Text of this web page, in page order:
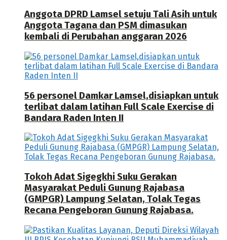
Anggota DPRD Lamsel setuju Tali Asih untuk
Anggota Tagana dan PSM dimasukan
kembali di Perubahan anggaran 2026
56 personel Damkar Lamsel,disiapkan untuk
terlibat dalam latihan Full Scale Exercise di
Bandara Raden Inten II
Tokoh Adat Sigegkhi Suku Gerakan
Masyarakat Peduli Gunung Rajabasa
(GMPGR) Lampung Selatan, Tolak Tegas
Recana Pengeboran Gunung Rajabasa.